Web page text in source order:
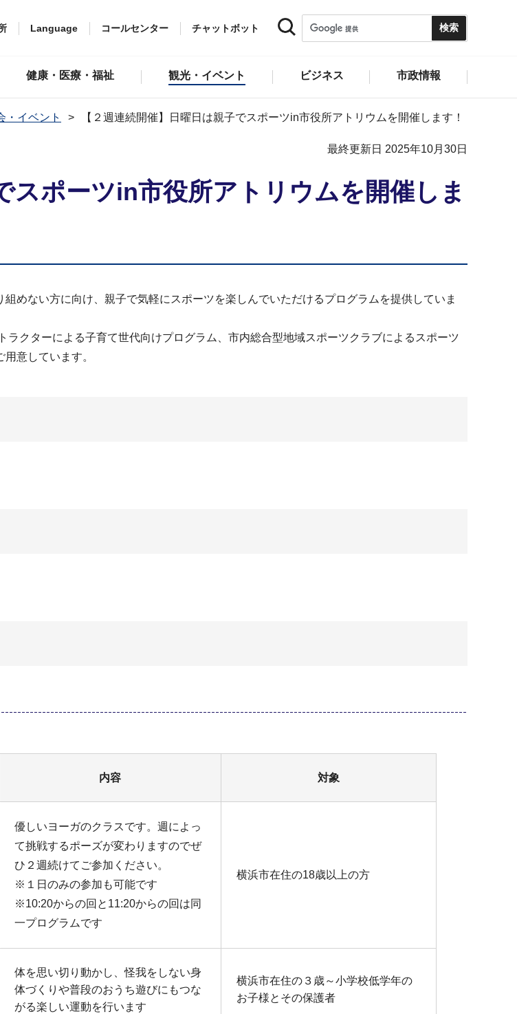
Language コールセンター チャットボット
健康・医療・福祉 観光・イベント ビジネス 市政情報
・イベント 【２週連続開催】日曜日は親子でスポーツin市役所アトリウムを開催します！
最終更新日 2025年10月30日
スポーツin市役所アトリウムを開催しま
めない方に向け、親子で気軽にスポーツを楽しんでいただけるプログラムを提供していま
クターによる子育て世代向けプログラム、市内総合型地域スポーツクラブによるスポーツ
意しています。
内容 対象
優しいヨーガのクラスです。週によっ
て挑戦するポーズが変わりますのでぜ
ひ２週続けてご参加ください。
※１日のみの参加も可能です
※10:20からの回と11:20からの回は同
一プログラムです
横浜市在住の18歳以上の方
体を思い切り動かし、怪我をしない身
体づくりや普段のおうち遊びにもつな
がる楽しい運動を行います
横浜市在住の３歳～小学校低学年の
お子様とその保護者